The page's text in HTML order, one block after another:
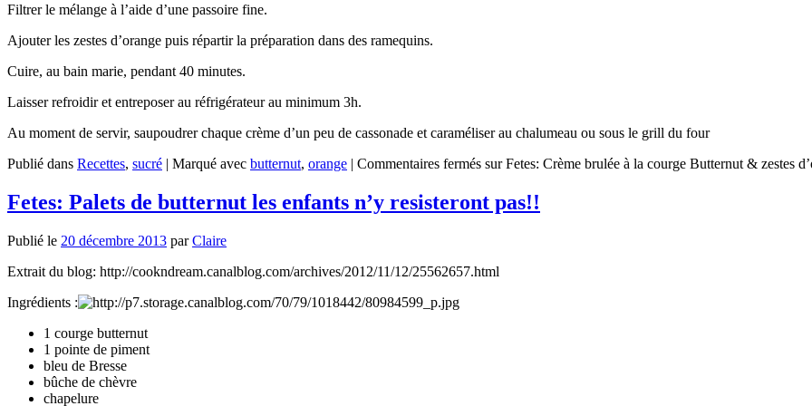
Filtrer le mélange à l’aide d’une passoire fine.
Ajouter les zestes d’orange puis répartir la préparation dans des ramequins.
Cuire, au bain marie, pendant 40 minutes.
Laisser refroidir et entreposer au réfrigérateur au minimum 3h.
Au moment de servir, saupoudrer chaque crème d’un peu de cassonade et caraméliser au chalumeau ou sous le grill du four
Publié dans Recettes, sucré | Marqué avec butternut, orange | Commentaires fermés sur Fetes: Crème brulée à la courge Butternut & zestes
Fetes: Palets de butternut les enfants n’y resisteront pas!!
Publié le 20 décembre 2013 par Claire
Extrait du blog: http://cookndream.canalblog.com/archives/2012/11/12/25562657.html
Ingrédients :
1 courge butternut
1 pointe de piment
bleu de Bresse
bûche de chèvre
chapelure